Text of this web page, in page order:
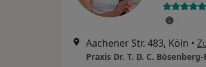
Aachener Str. 483, Köln •